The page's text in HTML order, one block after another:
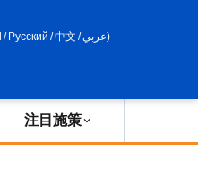
/ Русский /中文 /عربي)
注目施策